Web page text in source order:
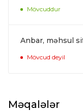
Mövcuddur
Anbar, məhsul
Mövcud deyil
Məqalələr